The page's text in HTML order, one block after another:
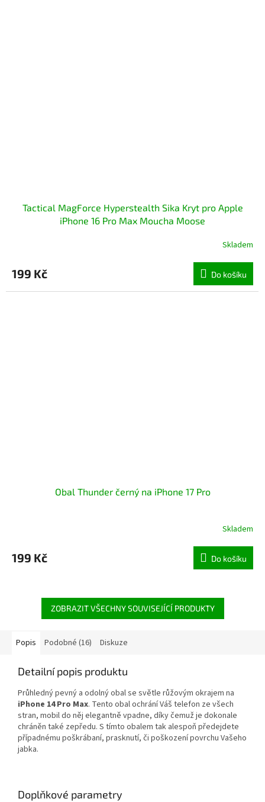
Tactical MagForce Hyperstealth Sika Kryt pro Apple
iPhone 16 Pro Max Moucha Moose
Skladem
199 Kč Do košíku
Obal Thunder černý na iPhone 17 Pro
Skladem
199 Kč Do košíku
ZOBRAZIT VŠECHNY SOUVISEJÍCÍ PRODUKTY
Popis Podobné (16) Diskuze
Detailní popis produktu
Průhledný pevný a odolný obal se světle růžovým okrajem na
iPhone 14 Pro Max. Tento obal ochrání Váš telefon ze všech
stran, mobil do něj elegantně vpadne, díky čemuž je dokonale
chráněn také zepředu. S tímto obalem tak alespoň předejdete
případnému poškrábaní, prasknutí, či poškozenípovrchu Vašeho
jabka.
Doplňkové parametry